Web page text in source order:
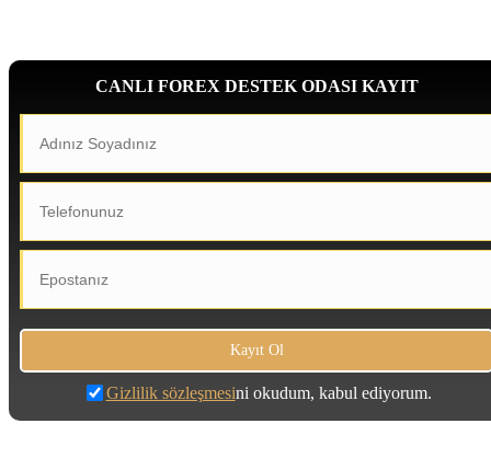
CANLI FOREX DESTEK ODASI KAYIT
Gizlilik sözleşmesini okudum, kabul ediyorum.